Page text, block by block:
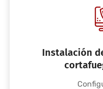
Instalación